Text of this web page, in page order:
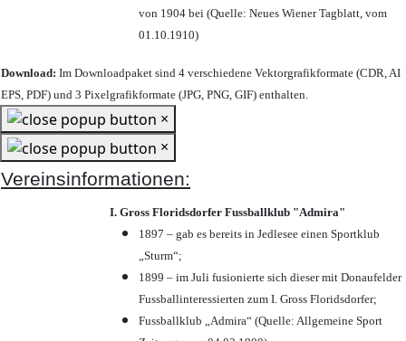
von 1904 bei (Quelle: Neues Wiener Tagblatt, vom
01.10.1910)
Download: Im Downloadpaket sind 4 verschiedene Vektorgrafikformate (CDR, AI
EPS, PDF) und 3 Pixelgrafikformate (JPG, PNG, GIF) enthalten.
×
×
Vereinsinformationen:
I. Gross Floridsdorfer Fussballklub "Admira"
1897 – gab es bereits in Jedlesee einen Sportklub
„Sturm“;
1899 – im Juli fusionierte sich dieser mit Donaufelder
Fussballinteressierten zum I. Gross Floridsdorfer;
Fussballklub „Admira“ (Quelle: Allgemeine Sport